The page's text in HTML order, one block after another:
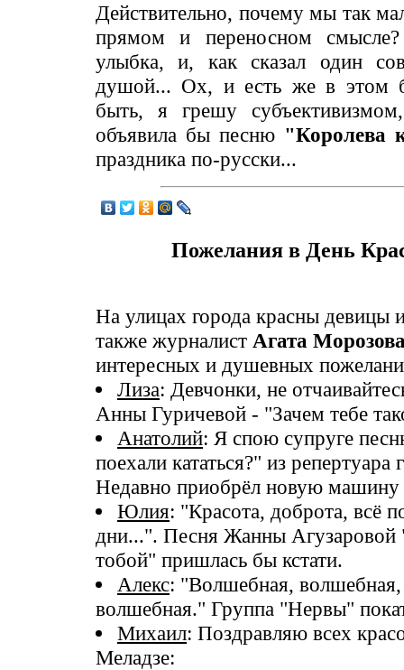
Действительно, почему мы так
прямом и переносном
улыбка, и, как сказал один
душой... Ох, и есть же в этом
быть, я грешу
объявила бы песню "Королева
праздника по-русски...
Пожелания в День
На улицах города красны девицы
также журналист Агата
интересных и душевных
Лиза: Девчонки, не
Анны Гуричевой - "Зачем тебе
Анатолий: Я спою супруге
поехали кататься?" из
Недавно приобрёл новую машину
Юлия: "Красота, доброта, всё
дни...". Песня Жанны
тобой" пришлась бы кстати.
Алекс: "Волшебная,
волшебная." Группа "Нервы"
Михаил: Поздравляю всех
Меладзе: